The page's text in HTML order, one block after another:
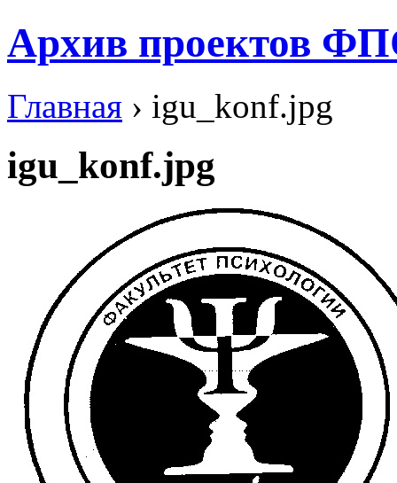
Архив проектов
Главная › igu_konf.jpg
igu_konf.jpg